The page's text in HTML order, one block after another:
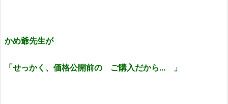
かめ爺先生が
「せっかく、価格公開前の ご購入だから… 」